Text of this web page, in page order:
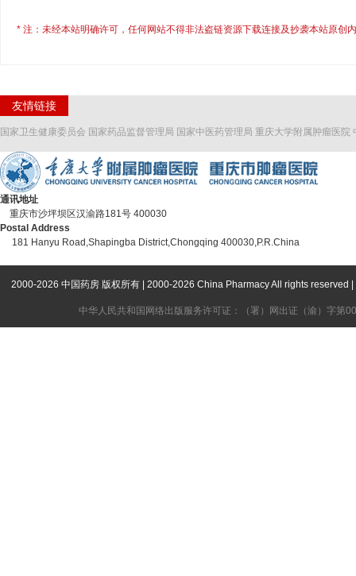
* 注：未经本站明确许可，任何网站不得非法盗链资源下载连接及抄袭本站原创
友情链接
国家卫生健康委员会 国家药品监督管理局 国家中医药管理局 重庆大学附属肿瘤医院
通讯地址
重庆市沙坪坝区汉渝路181号 400030
Postal Address
181 Hanyu Road,Shapingba District,Chongqing 400030,P.R.China
2000-2026 中国药房 版权所有 | 2000-2026 China Pharmacy All rights reserved
中华人民共和国网络出版服务许可证：（署）网出证（渝）字第